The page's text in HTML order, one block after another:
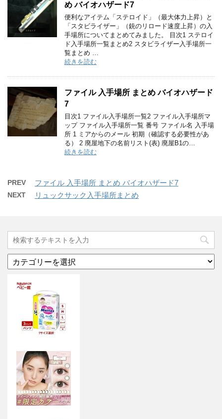
め バイオハザード7
便利なアイテム「ステロイド」（最大体力上昇）と
「スタビライザー」（銃のリロード速度上昇）の入
手場所についてまとめてみました。 目次1 ステロイ
ド入手場所一覧まとめ2 スタビライザー入手場所一
覧まとめ …
続きを読む
ファイル 入手場所 まとめ バイオハザード
7
目次1 ファイル入手場所一覧2 ファイル入手場所マ
ップ ファイル入手場所一覧 番号 ファイル名 入手場
所 1 ミアからのメール 初期（確認する必要性があ
る） 2 廃屋地下の名前リスト(表) 廃屋B1の…
続きを読む
PREV ファイル 入手場所 まとめ バイオハザード7
NEXT リュックサック入手場所まとめ
テ